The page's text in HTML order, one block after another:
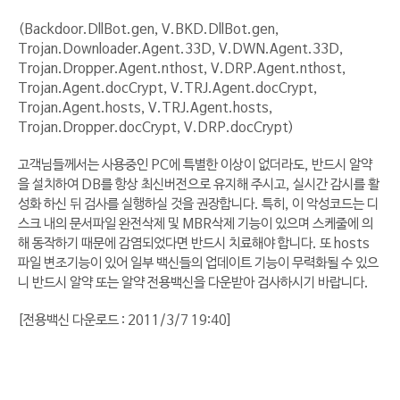
(Backdoor.DllBot.gen, V.BKD.DllBot.gen,
Trojan.Downloader.Agent.33D, V.DWN.Agent.33D,
Trojan.Dropper.Agent.nthost, V.DRP.Agent.nthost,
Trojan.Agent.docCrypt, V.TRJ.Agent.docCrypt,
Trojan.Agent.hosts, V.TRJ.Agent.hosts,
Trojan.Dropper.docCrypt, V.DRP.docCrypt)
고객님들께서는 사용중인 PC에 특별한 이상이 없더라도, 반드시 알약
을 설치하여 DB를 항상 최신버전으로 유지해 주시고, 실시간 감시를 활
성화 하신 뒤 검사를 실행하실 것을 권장합니다. 특히, 이 악성코드는 디
스크 내의 문서파일 완전삭제 및 MBR삭제 기능이 있으며 스케줄에 의
해 동작하기 때문에 감염되었다면 반드시 치료해야 합니다. 또 hosts
파일 변조기능이 있어 일부 백신들의 업데이트 기능이 무력화될 수 있으
니 반드시 알약 또는 알약 전용백신을 다운받아 검사하시기 바랍니다.
[전용백신 다운로드 : 2011/3/7 19:40]